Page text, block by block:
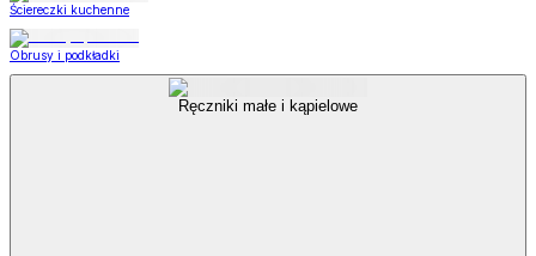
Ściereczki kuchenne
Obrusy i podkładki
Ręczniki małe i kąpielowe